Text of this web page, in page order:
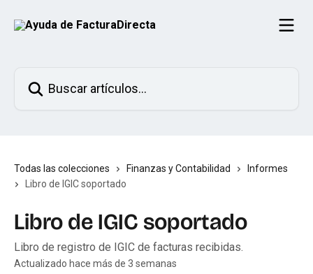
Todas las colecciones Finanzas y Contabilidad
Informes
Libro de IGIC soportado
Libro de IGIC soportado
Libro de registro de IGIC de facturas recibidas.
Actualizado hace más de 3 semanas